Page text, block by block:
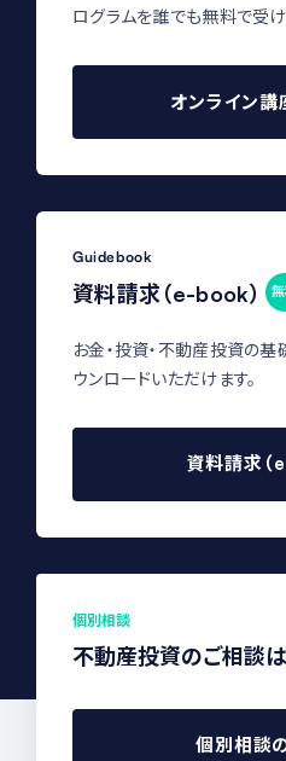
ログラムを誰でも無料で受け
オンライン講
Guidebook
資料請求（e-book）
お金・投資・不動産投資の
ウンロードいただけます。
資料請求（
個別相談
不動産投資のご相談
個別相談